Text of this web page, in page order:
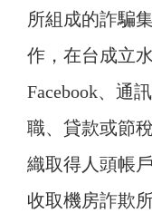
所組成的詐騙
作，在台成立
Facebook、通
職、貸款或節
織取得人頭帳
收取機房詐欺